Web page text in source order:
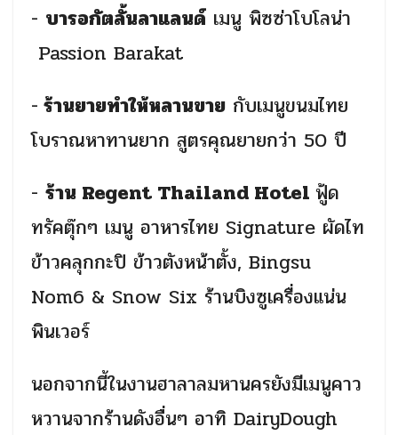
- บารอกัตลั้นลาแลนด์ เมนู พิซซ่าโบโลน่า
Passion Barakat
- ร้านยายทำให้หลานขาย กับเมนูขนมไทย
โบราณหาทานยาก สูตรคุณยายกว่า 50 ปี
- ร้าน Regent Thailand Hotel ฟู้ด
ทรัคตุ๊กๆ เมนู อาหารไทย Signature ผัดไท
ข้าวคลุกกะปิ ข้าวตังหน้าตั้ง, Bingsu
Nom6 & Snow Six ร้านบิงซูเครื่องแน่น
พินเวอร์
นอกจากนี้ในงานฮาลาลมหานครยังมีเมนูคาว
หวานจากร้านดังอื่นๆ อาทิ DairyDough